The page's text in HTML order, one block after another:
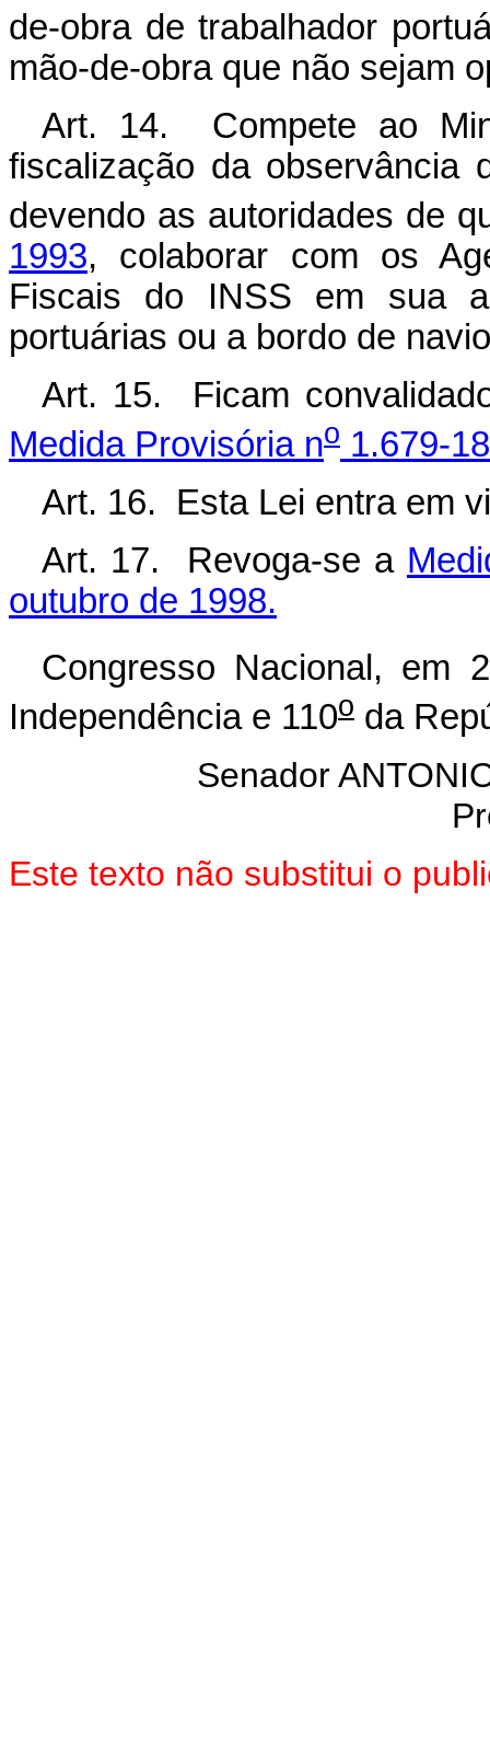
de-obra de trabalhador
mão-de-obra que não sejam
Art. 14. Compete ao
fiscalização da observância
devendo as autoridades de
1993, colaborar com os
Fiscais do INSS em sua
portuárias ou a bordo de
Art. 15. Ficam
Medida Provisória no 1.679-
Art. 16. Esta Lei entra em
Art. 17. Revoga-se a
outubro de 1998.
Congresso Nacional, em
Independência e 110o da
Senador
Este texto não substitui o